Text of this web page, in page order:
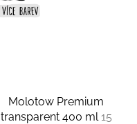
Molotow Premium
transparent 400 ml 15